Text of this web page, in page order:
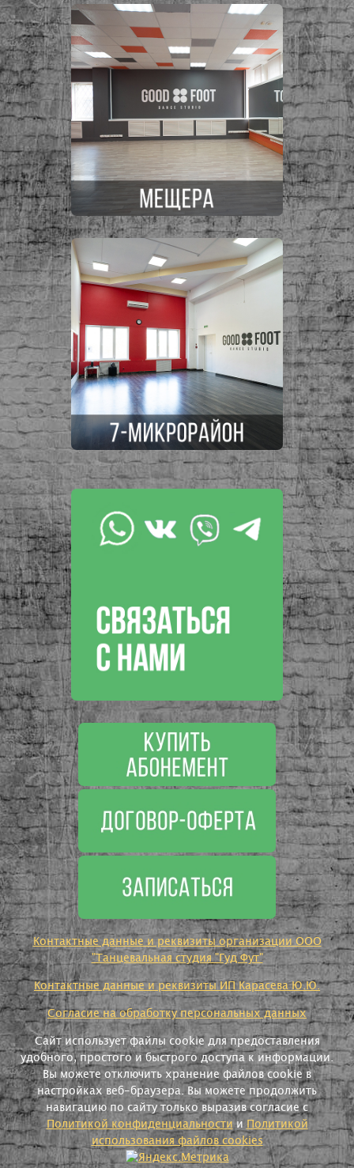
Контактные данные и реквизиты организации ООО
"Танцевальная студия "Гуд Фут"
Контактные данные и реквизиты ИП Карасева Ю.Ю.
Согласие на обработку персональных данных
Сайт использует файлы cookie для предоставления
удобного, простого и быстрого доступа к информации.
Вы можете отключить хранение файлов cookie в
настройках веб-браузера. Вы можете продолжить
навигацию по сайту только выразив согласие с
Политикой конфиденциальностии
Политикой
использования файлов cookies